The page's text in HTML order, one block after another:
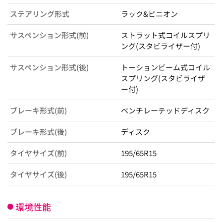
ステアリング形式 ラック&ピニオン
サスペンション形式(前)
ストラット式コイルスプリ
ング(スタビライザー付)
サスペンション形式(後)
トーションビーム式コイル
スプリング(スタビライザ
ー付)
ブレーキ形式(前) ベンチレーテッドディスク
ブレーキ形式(後) ディスク
タイヤサイズ(前) 195/65R15
タイヤサイズ(後) 195/65R15
環境性能